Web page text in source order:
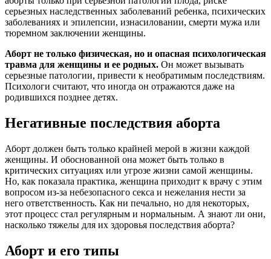
серьезных наследственных заболеваний ребенка, психических
заболеваниях и эпилепсии, изнacилoвании, cмepти мужа или
тюремном заключении женщины.
Аборт не только физическая, но и опасная психологическая
травма для женщины и ее родных. Он может вызывать
серьезные патологии, привести к необратимым последствиям.
Психологи считают, что иногда он отражаются даже на
родившихся позднее детях.
Негативные последствия aбopта
Аборт должен быть только крайней мерой в жизни каждой
женщины. И обоснованной она может быть только в
критических ситуациях или угрозе жизни самой женщины.
Но, как показала практика, женщина приходит к врачу с этим
вопросом из-за небезопасного ceкcа и нежелания нести за
него ответственность. Как ни печально, но для некоторых,
этот процесс стал регулярным и нормальным. А знают ли они,
насколько тяжелы для их здоровья последствия aбopта?
Аборт и его типы